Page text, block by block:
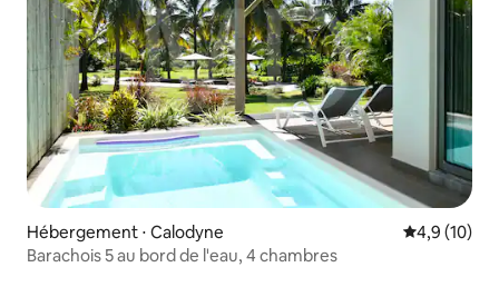
Hébergement ⋅ Calodyne Évaluation
4,9 (10)
Barachois 5 au bord de l'eau, 4 chambres